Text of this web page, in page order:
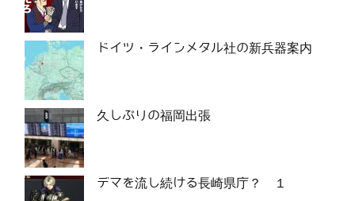
ドイツ・ラインメタル社の新兵器案内
久しぶりの福岡出張
デマを流し続ける長崎県庁？ １